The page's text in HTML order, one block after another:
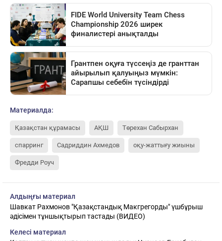
Материалда:
Қазақстан құрамасы АҚШ Төрехан Сабырхан
спарринг Садриддин Ахмедов оқу-жаттығу жиыны
Фредди Роуч
Алдыңғы материал
Шавкат Рахмонов "Қазақстандық Макгрегорды" үшбұрыш
әдісімен тұншықтырып тастады (ВИДЕО)
Келесі материал